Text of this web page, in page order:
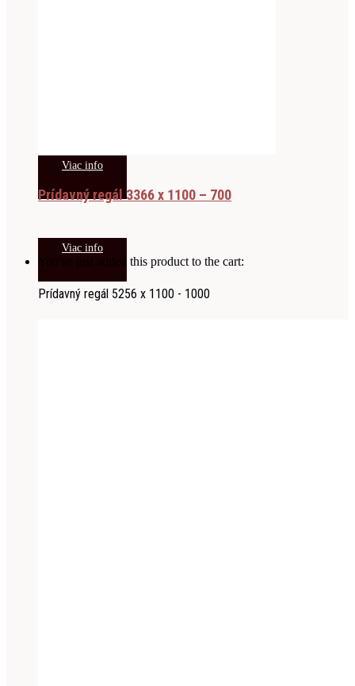
Viac info
Prídavný regál 3366 x 1100 – 700
Viac info
You've just added this product to the cart:
Prídavný regál 5256 x 1100 - 1000